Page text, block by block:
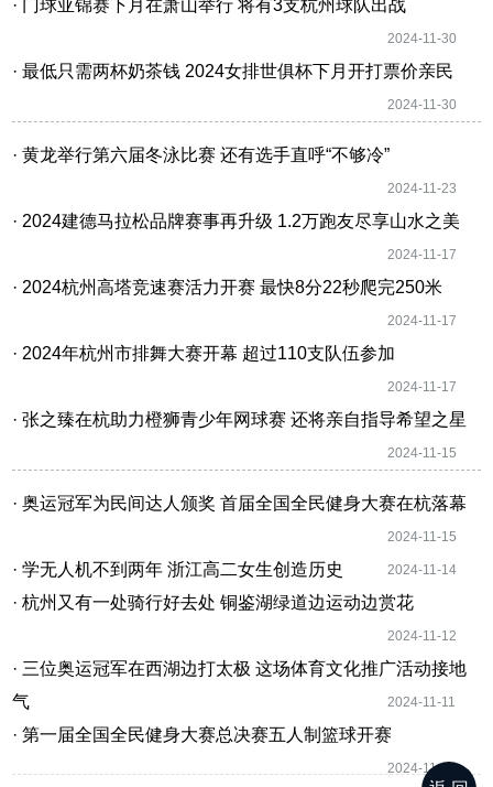
· 门球亚锦赛下月在萧山举行 将有3支杭州球队出战
2024-11-30
· 最低只需两杯奶茶钱 2024女排世俱杯下月开打票价亲民
2024-11-30
· 黄龙举行第六届冬泳比赛 还有选手直呼“不够冷”
2024-11-23
· 2024建德马拉松品牌赛事再升级 1.2万跑友尽享山水之美
2024-11-17
· 2024杭州高塔竞速赛活力开赛 最快8分22秒爬完250米
2024-11-17
· 2024年杭州市排舞大赛开幕 超过110支队伍参加
2024-11-17
· 张之臻在杭助力橙狮青少年网球赛 还将亲自指导希望之星
2024-11-15
· 奥运冠军为民间达人颁奖 首届全国全民健身大赛在杭落幕
2024-11-15
· 学无人机不到两年 浙江高二女生创造历史 2024-11-14
· 杭州又有一处骑行好去处 铜鉴湖绿道边运动边赏花
2024-11-12
· 三位奥运冠军在西湖边打太极 这场体育文化推广活动接地
气
2024-11-11
· 第一届全国全民健身大赛总决赛五人制篮球开赛
2024-11-10